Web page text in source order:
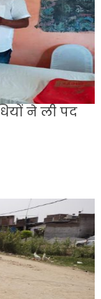
ने ली पद